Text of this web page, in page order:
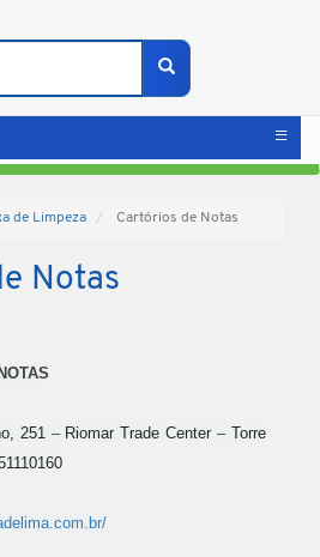
Buscar
de Limpeza Cartórios de Notas
Notas
251 – Riomar Trade Center–Torre